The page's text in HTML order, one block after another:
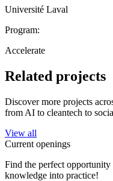
Université Laval
Program:
Accelerate
Related projects
Discover more projects
from AI to cleantech to
View all
Current openings
Find the perfect
knowledge into practice!